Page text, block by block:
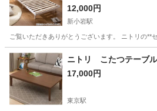
12,000円
新小岩駅
ご覧いただきありがとうございます。 ニトリの
東京 葛飾区 新小岩駅
ニトリ こたつテーブ
17,000円
東京駅